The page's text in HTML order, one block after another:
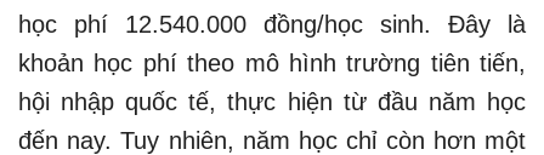
học phí 12.540.000 đồng/học sinh. Đây là
khoản học phí theo mô hình trường tiên tiến,
hội nhập quốc tế, thực hiện từ đầu năm học
đến nay. Tuy nhiên, năm học chỉ còn hơn một